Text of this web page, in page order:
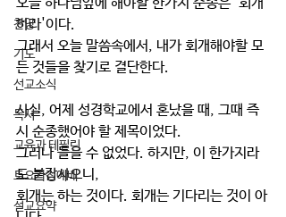
찬양
기도
선교소식
독서
교육과 테필린
토요가정예배
설교요약
하라'이다.
그래서 오늘 말씀속에서, 내가 회개해야할 모
든 것들을 찾기로 결단한다.
사실, 어제 성경학교에서 혼났을 때, 그때 즉
시 순종했어야 할 제목이었다.
그러나 들을 수 없었다. 하지만, 이 한가지라
도 붙잡사오니,
회개는 하는 것이다. 회개는 기다리는 것이 아